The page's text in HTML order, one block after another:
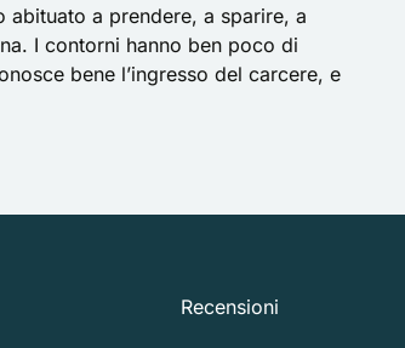
abituato a prendere, a sparire, a
I contorni hanno ben poco di
bene l’ingresso del carcere, e
Recensioni